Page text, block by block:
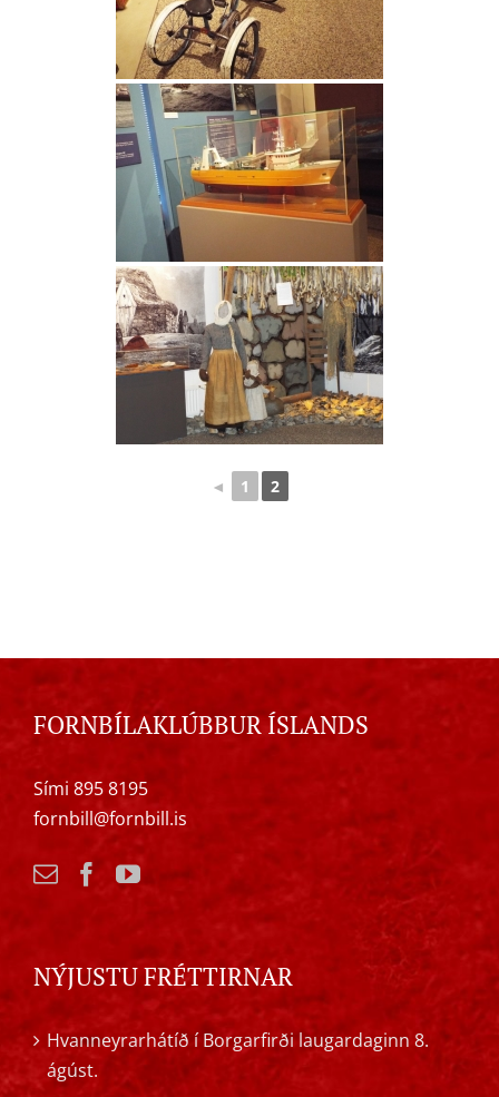
◄ 1 2
FORNBÍLAKLÚBBUR ÍSLANDS
Sími 895 8195
fornbill@fornbill.is
NÝJUSTU FRÉTTIRNAR
Hvanneyrarhátíð í Borgarfirði laugardaginn 8.
ágúst.